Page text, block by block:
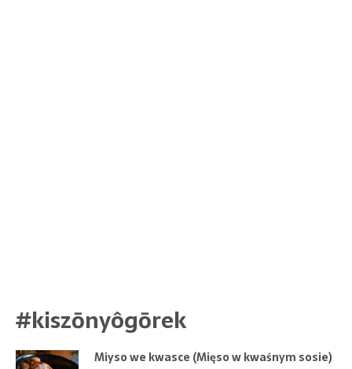
#kiszōnyôgōrek
Miyso we kwasce (Mięso w kwaśnym sosie)